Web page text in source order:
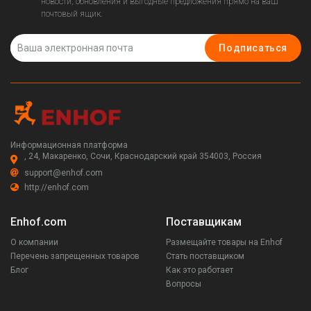
почтовый ящик.
Подписаться
Информационная платформа
, 24, Макаренко, Сочи, Краснодарский край 354003, Россия
support@enhof.com
http://enhof.com
Enhof.com
О компании
Перечень запрещенных товаров
Блог
Поставщикам
Размещайте товары на Enhof
Стать поставщиком
Как это работает
Вопросы